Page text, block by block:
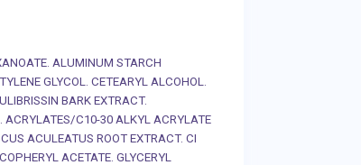
ALUMINUM STARCH
GLYCOL. CETEARYL ALCOHOL.
BARK EXTRACT.
ACRYLATES/C10-30 ALKYL ACRYLATE
ACULEATUS ROOT EXTRACT. CI
ACETATE. GLYCERYL